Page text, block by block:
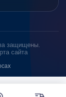
защищены.
сайта